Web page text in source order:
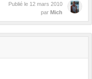
Publié le 12 mars 2010
par Mich